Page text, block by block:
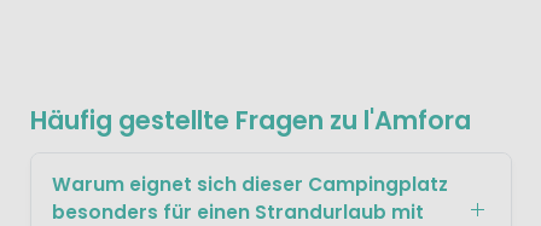
Häufig gestellte Fragen zu l'Amfora
Warum eignet sich dieser Campingplatz
besonders für einen Strandurlaub mit